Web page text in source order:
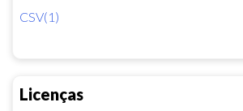
CSV(1)
Licenças